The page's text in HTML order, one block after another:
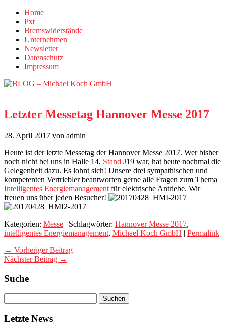
Home
Pxt
Bremswiderstände
Unternehmen
Newsletter
Datenschutz
Impressum
Letzter Messetag Hannover Messe 2017
28. April 2017 von admin
Heute ist der letzte Messetag der Hannover Messe 2017. Wer bisher
noch nicht bei uns in Halle 14, Stand J19 war, hat heute nochmal die
Gelegenheit dazu. Es lohnt sich! Unsere drei sympathischen und
kompetenten Vertriebler beantworten gerne alle Fragen zum Thema
Intelligentes Energiemanagement für elektrische Antriebe. Wir
freuen uns über jeden Besucher!
Kategorien: Messe | Schlagwörter: Hannover Messe 2017,
intelligentes Energiemanagement, Michael Koch GmbH | Permalink
← Vorheriger Beitrag
Nächster Beitrag →
Suche
Letzte News